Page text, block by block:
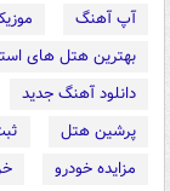
آپ آهنگ
بهترین هتل های
دانلود آهنگ جدید
پرشین هتل
مزایده خودرو